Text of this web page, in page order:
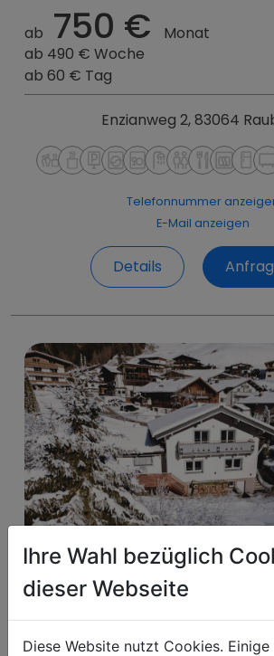
ab 750 €
Monat
ab 490 € Woche
ab 60 € Tag
Enzianweg 2, 83064
Telefonnummer
E-Mail anzeigen
Details
Ihre Wahl bezüglich
dieser Webseite
Diese Website nutzt Cookies.